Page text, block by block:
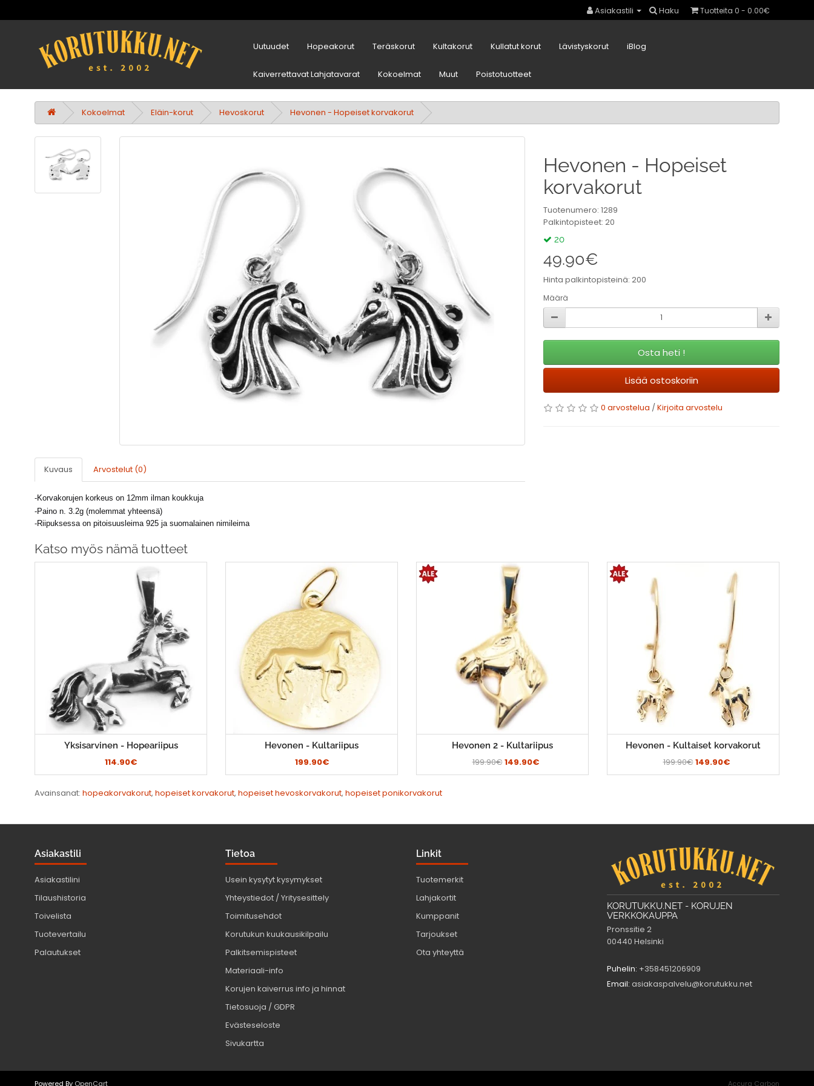
Asiakastili Haku Tuotteita 0 - 0.00€
Uutuudet Hopeakorut Teräskorut Kultakorut Kullatut korut Lävistyskorut iBlog
Kaiverrettavat Lahjatavarat Kokoelmat Muut Poistotuotteet
Kokoelmat Eläin-korut Hevoskorut Hevonen - Hopeiset korvakorut
Kuvaus Arvostelut (0)
-Korvakorujen korkeus on 12mm ilman koukkuja
-Paino n. 3.2g (molemmat yhteensä)
-Riipuksessa on pitoisuusleima 925 ja suomalainen nimileima
Hevonen - Hopeiset
korvakorut
Tuotenumero: 1289
Palkintopisteet: 20
20
49.90€
Hinta palkintopisteinä: 200
Määrä
Osta heti !
Lisää ostoskoriin
0 arvostelua / Kirjoita arvostelu
Katso myös nämä tuotteet
Yksisarvinen - Hopeariipus
114.90€
Hevonen - Kultariipus
199.90€
Hevonen 2 - Kultariipus
199.90€149.90€
Hevonen - Kultaiset korvakorut
199.90€149.90€
Avainsanat: hopeakorvakorut, hopeiset korvakorut, hopeiset hevoskorvakorut, hopeiset ponikorvakorut
Asiakastili
Asiakastilini
Tilaushistoria
Toivelista
Tuotevertailu
Palautukset
Tietoa
Usein kysytyt kysymykset
Yhteystiedot / Yritysesittely
Toimitusehdot
Korutukun kuukausikilpailu
Palkitsemispisteet
Materiaali-info
Korujen kaiverrus info ja hinnat
Tietosuoja / GDPR
Evästeseloste
Sivukartta
Linkit
Tuotemerkit
Lahjakortit
Kumppanit
Tarjoukset
Ota yhteyttä
KORUTUKKU.NET - KORUJEN
VERKKOKAUPPA
Pronssitie 2
00440 Helsinki
Puhelin: +358451206909
Email: asiakaspalvelu@korutukku.net
Powered By OpenCart Accura Carbon